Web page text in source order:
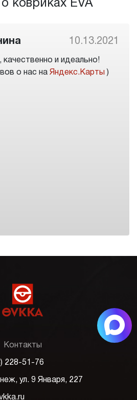
ковриках EVA
10.13.2021
и идеально!
о нас на Яндекс.Карты )
Контакты
228-51-76
ул. 9 Января, 227